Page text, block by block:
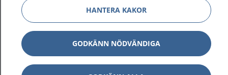
Visa
HANTERA KAKOR
GODKÄNN NÖDVÄNDIGA